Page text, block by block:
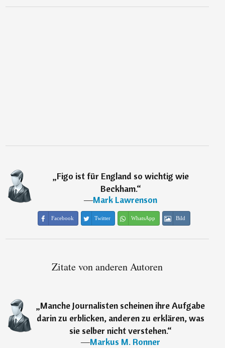
„Figo ist für England so wichtig wie
Beckham.“
―Mark Lawrenson
Facebook Twitter WhatsApp Bild
Zitate von anderen Autoren
„Manche Journalisten scheinen ihre Aufgabe
darin zu erblicken, anderen zu erklären, was
sie selber nicht verstehen.“
―Markus M. Ronner